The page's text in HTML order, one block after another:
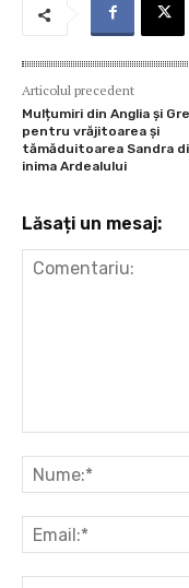
Articolul precedent
Mulțumiri din Anglia și
pentru vrăjitoarea și
tămăduitoarea Sandra
inima Ardealului
Lăsați un mesaj: